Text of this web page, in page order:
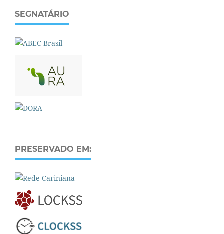
SEGNATÁRIO
PRESERVADO EM: